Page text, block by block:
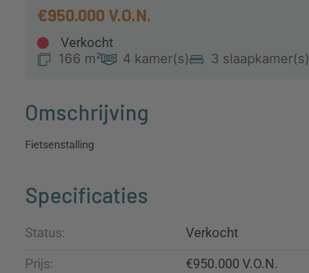
€950.000
Verkocht
166 m² 4 kamer(s) 3 slaapkamer(s)
Omschrijving
Fietsenstalling
Specificaties
Status: Verkocht
Prijs: €950.000